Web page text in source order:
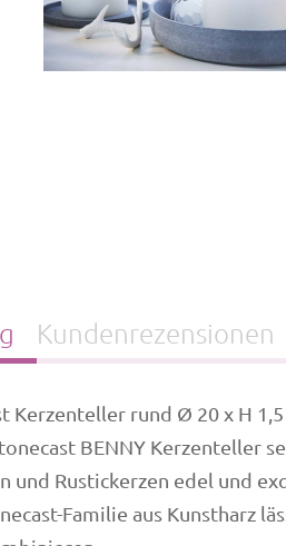
Kundenrezensionen
Kerzenteller rund Ø 20 x H 1,5
BENNY Kerzenteller
und Rustickerzen edel und
Familie aus Kunstharz